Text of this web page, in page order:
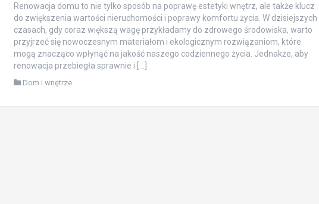
Renowacja domu to nie tylko sposób na poprawę estetyki wnętrz, ale także klucz
do zwiększenia wartości nieruchomości i poprawy komfortu życia. W dzisiejszych
czasach, gdy coraz większą wagę przykładamy do zdrowego środowiska, warto
przyjrzeć się nowoczesnym materiałom i ekologicznym rozwiązaniom, które
mogą znacząco wpłynąć na jakość naszego codziennego życia. Jednakże, aby
renowacja przebiegła sprawnie i […]
Dom i wnętrze